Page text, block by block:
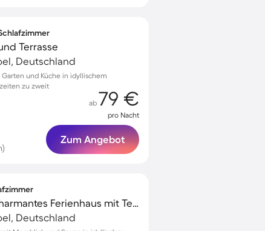
Terrasse
Deutschland
und Küche in idyllischem
zu zweit
ab 79 €
pro Nacht
Zum Angebot
Familienfreundliches charmantes Ferienhaus mit Terrasse, Garten und Sauna | Naturblick | Neben dem Strand | Hunde erlaubt
Deutschland